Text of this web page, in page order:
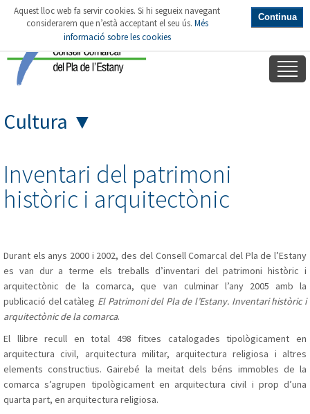
Cultura ▼
Inventari del patrimoni
històric i arquitectònic
Durant els anys 2000 i 2002, des del Consell Comarcal del Pla de l’Estany
es van dur a terme els treballs d’inventari del patrimoni històric i
arquitectònic de la comarca, que van culminar l’any 2005 amb la
publicació del catàleg El Patrimoni del Pla de l’Estany. Inventari històric i
arquitectònic de la comarca.
El llibre recull en total 498 fitxes catalogades tipològicament en
arquitectura civil, arquitectura militar, arquitectura religiosa i altres
elements constructius. Gairebé la meitat dels béns immobles de la
comarca s’agrupen tipològicament en arquitectura civil i prop d’una
quarta part, en arquitectura religiosa.
Aquest lloc web fa servir cookies. Si hi segueix navegant
considerarem que n’està acceptant el seu ús. Més
informació sobre les cookies
Continua